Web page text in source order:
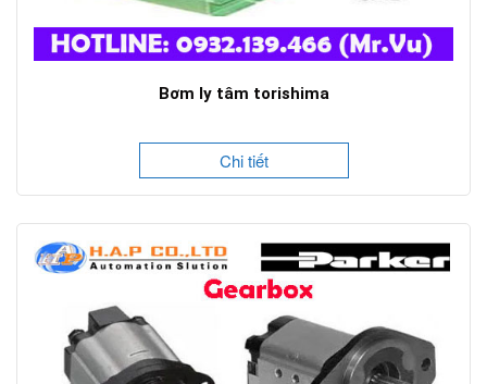
Bơm ly tâm torishima
Chi tiết